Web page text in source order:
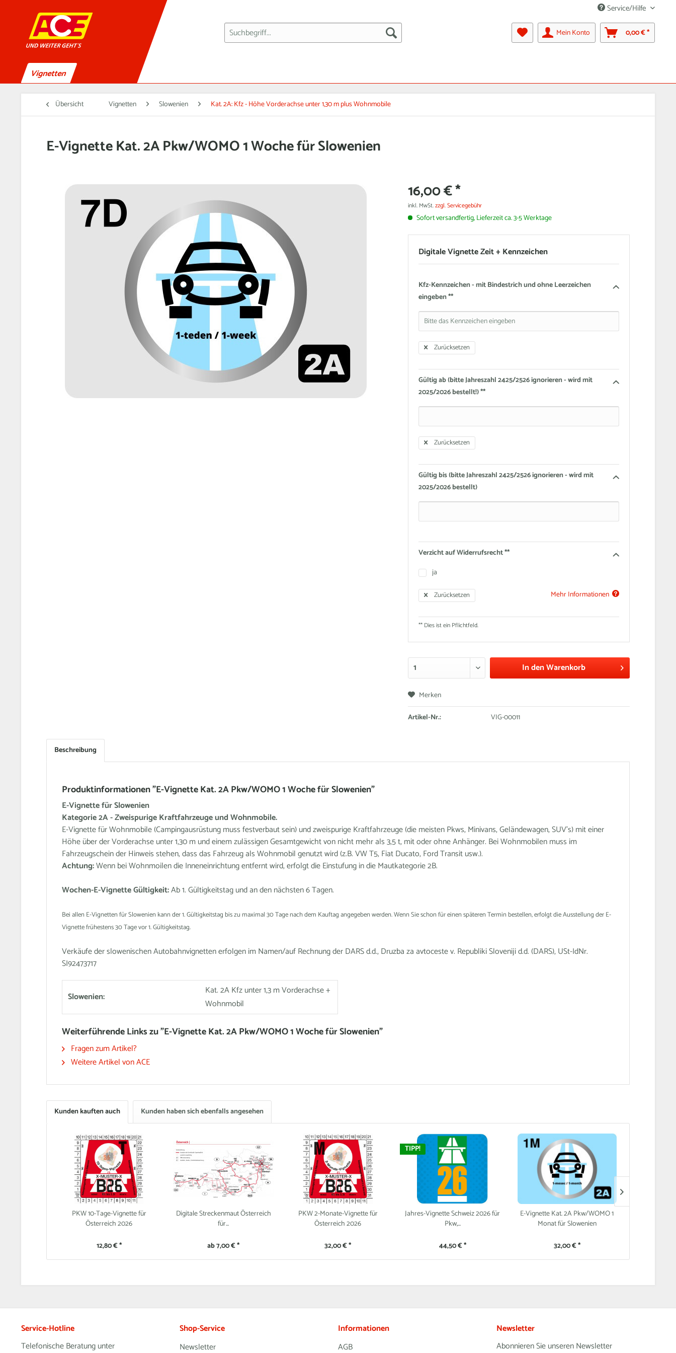
Service/Hilfe
Mein Konto 0,00 € *
Vignetten
Übersicht Vignetten Slowenien Kat. 2A: Kfz - Höhe Vorderachse unter 1,30 m plus Wohnmobile
E-Vignette Kat. 2A Pkw/WOMO 1 Woche für Slowenien
16,00 € *
inkl. MwSt.zzgl. Servicegebühr
Sofort versandfertig, Lieferzeit ca. 3-5 Werktage
Digitale Vignette Zeit + Kennzeichen
Kfz-Kennzeichen - mit Bindestrich und ohne Leerzeichen
eingeben **
Zurücksetzen
Gültig ab (bitte Jahreszahl 2425/2526 ignorieren - wird mit
2025/2026 bestellt!) **
Zurücksetzen
Gültig bis (bitte Jahreszahl 2425/2526 ignorieren - wird mit
2025/2026 bestellt)
Verzicht auf Widerrufsrecht **
ja
Zurücksetzen Mehr Informationen
** Dies ist ein Pflichtfeld.
In denWarenkorb
Merken
Artikel-Nr.:
VIG-00011
Beschreibung
Produktinformationen "E-Vignette Kat. 2A Pkw/WOMO 1 Woche für Slowenien"
E-Vignette für Slowenien
Kategorie 2A - Zweispurige Kraftfahrzeuge und Wohnmobile.
E-Vignette für Wohnmobile (Campingausrüstung muss festverbaut sein) und zweispurige Kraftfahrzeuge (die meisten Pkws, Minivans, Geländewagen, SUV's) mit einer
Höhe über der Vorderachse unter 1,30 m und einem zulässigen Gesamtgewicht von nicht mehr als 3,5 t, mit oder ohne Anhänger. Bei Wohnmobilen muss im
Fahrzeugschein der Hinweis stehen, dass das Fahrzeug als Wohnmobil genutzt wird (z.B. VW T5, Fiat Ducato, Ford Transit usw.).
Achtung:Wenn bei Wohnmoilen die Inneneinrichtung entfernt wird, erfolgt die Einstufung in die Mautkategorie 2B.
Wochen-E-Vignette Gültigkeit:Ab 1. Gültigkeitstag und an den nächsten 6 Tagen.
Bei allen E-Vignetten für Slowenien kann der 1. Gültigkeitstag bis zu maximal 30 Tage nach dem Kauftag angegeben werden. Wenn Sie schon für einen späteren Termin bestellen, erfolgt die Ausstellung der E-
Vignette frühestens 30 Tage vor 1. Gültigkeitstag.
Verkäufe der slowenischen Autobahnvignetten erfolgen im Namen/auf Rechnung der DARS d.d., Druzba za avtoceste v. Republiki Sloveniji d.d. (DARS), USt-IdNr.
SI92473717
Slowenien:
Kat. 2A Kfz unter 1,3 m Vorderachse +
Wohnmobil
Weiterführende Links zu "E-Vignette Kat. 2A Pkw/WOMO 1 Woche für Slowenien"
Fragen zum Artikel?
Weitere Artikel von ACE
Kunden kauften auch Kunden haben sich ebenfalls angesehen
PKW 10-Tage-Vignette für
Österreich 2026
12,80 € *
Digitale Streckenmaut Österreich
für...
ab 7,00 € *
PKW 2-Monate-Vignette für
Österreich 2026
32,00 € *
TIPP!
Jahres-Vignette Schweiz 2026 für
Pkw,...
44,50 € *
E-Vignette Kat. 2A Pkw/WOMO 1
Monat für Slowenien
32,00 € *
Service-Hotline
Telefonische Beratung unter
Shop-Service
Newsletter
Informationen
AGB
Newsletter
Abonnieren Sie unseren Newsletter